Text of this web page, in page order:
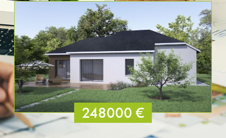
248000 €